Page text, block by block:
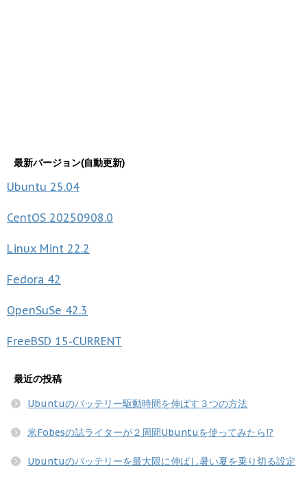
最新バージョン(自動更新)
Ubuntu 25.04
CentOS 20250908.0
Linux Mint 22.2
Fedora 42
OpenSuSe 42.3
FreeBSD 15-CURRENT
最近の投稿
Ubuntuのバッテリー駆動時間を伸ばす３つの方法
米Fobesの誌ライターが２周間Ubuntuを使ってみたら!?
Ubuntuのバッテリーを最大限に伸ばし暑い夏を乗り切る設定